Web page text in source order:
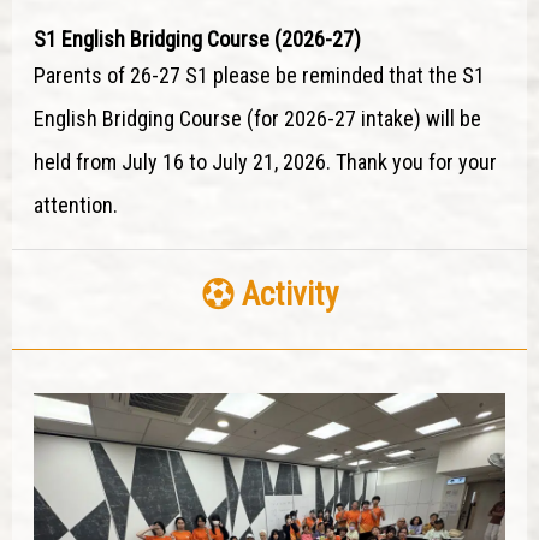
Activity
S1 English Bridging Course (2026-27)
Parents of 26-27 S1 please be reminded that the S1
English Bridging Course (for 2026-27 intake) will be
held from July 16 to July 21, 2026. Thank you for your
attention.